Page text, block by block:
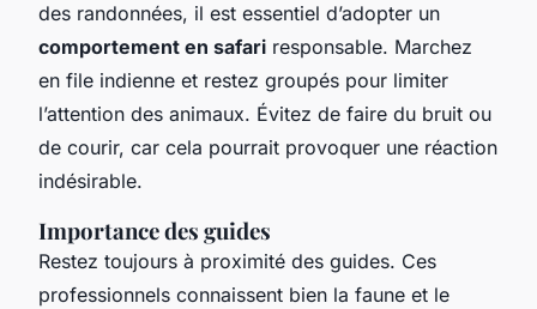
des randonnées, il est essentiel d’adopter un
comportement en safari responsable. Marchez
en file indienne et restez groupés pour limiter
l’attention des animaux. Évitez de faire du bruit ou
de courir, car cela pourrait provoquer une réaction
indésirable.
Importance des guides
Restez toujours à proximité des guides. Ces
professionnels connaissent bien la faune et le